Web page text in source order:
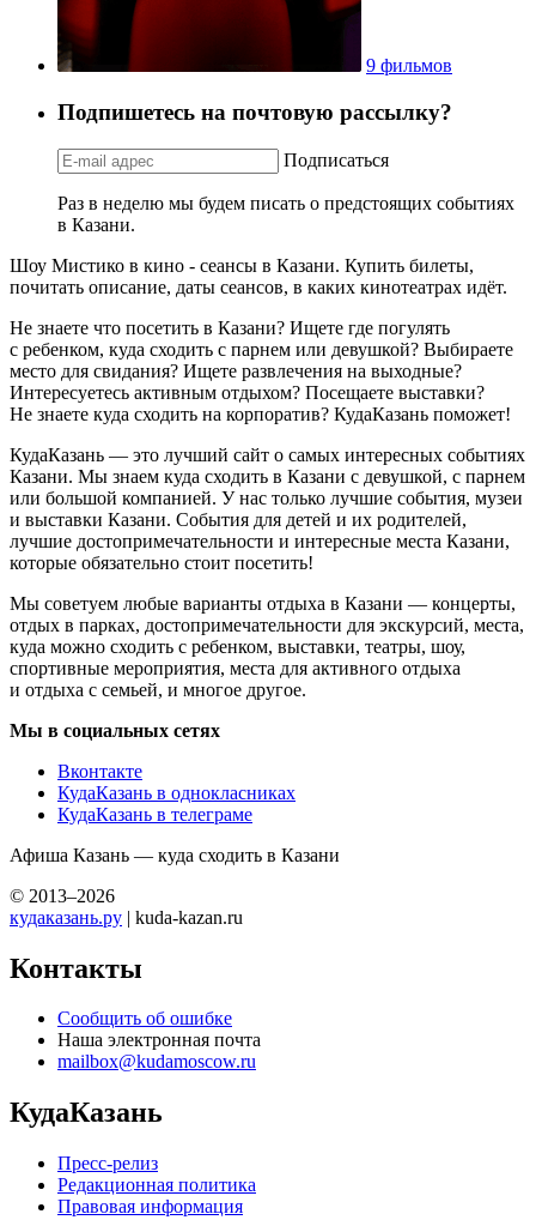
9 фильмов
Подпишетесь на почтовую рассылку?
Подписаться
Раз в неделю мы будем писать о предстоящих событиях
в Казани.
Шоу Мистико в кино - сеансы в Казани. Купить билеты,
почитать описание, даты сеансов, в каких кинотеатрах идёт.
Не знаете что посетить в Казани? Ищете где погулять
с ребенком, куда сходить с парнем или девушкой? Выбираете
место для свидания? Ищете развлечения на выходные?
Интересуетесь активным отдыхом? Посещаете выставки?
Не знаете куда сходить на корпоратив? КудаКазань поможет!
КудаКазань — это лучший сайт о самых интересных событиях
Казани. Мы знаем куда сходить в Казани с девушкой, с парнем
или большой компанией. У нас только лучшие события, музеи
и выставки Казани. События для детей и их родителей,
лучшие достопримечательности и интересные места Казани,
которые обязательно стоит посетить!
Мы советуем любые варианты отдыха в Казани — концерты,
отдых в парках, достопримечательности для экскурсий, места,
куда можно сходить с ребенком, выставки, театры, шоу,
спортивные мероприятия, места для активного отдыха
и отдыха с семьей, и многое другое.
Мы в социальных сетях
Вконтакте
КудаКазань в однокласниках
КудаКазань в телеграме
Афиша Казань — куда сходить в Казани
© 2013–2026
кудаказань.ру | kuda-kazan.ru
Контакты
Сообщить об ошибке
Наша электронная почта
mailbox@kudamoscow.ru
КудаКазань
Пресс-релиз
Редакционная политика
Правовая информация